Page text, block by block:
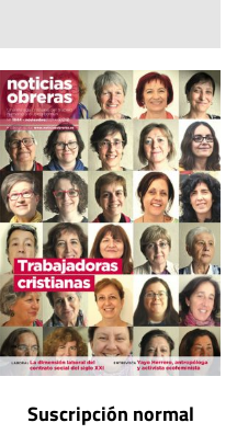
Suscripción normal